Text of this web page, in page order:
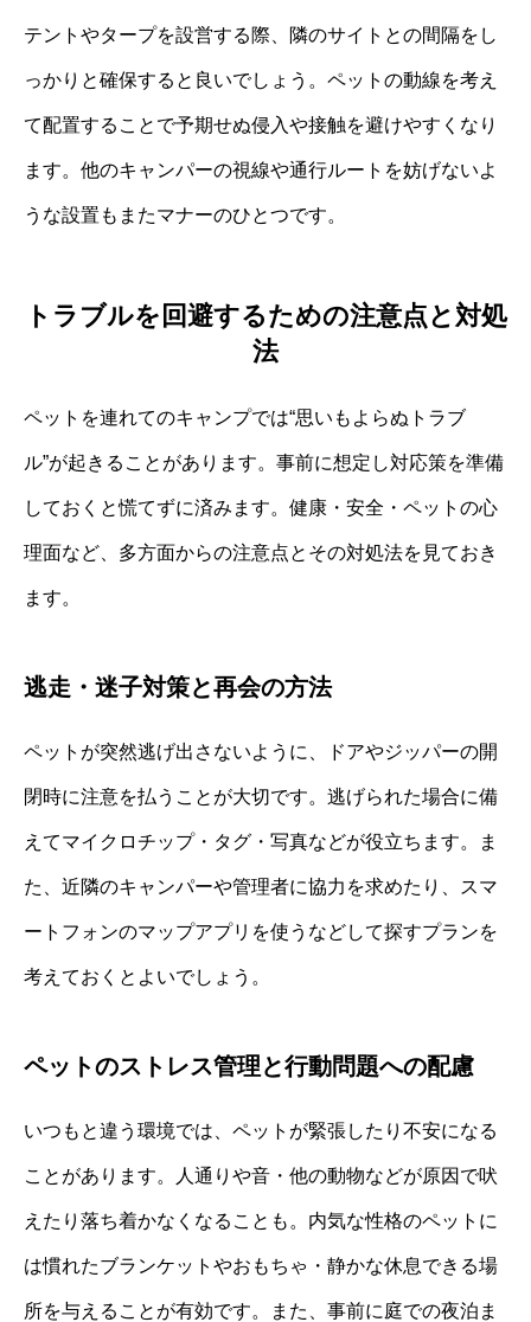
テントやタープを設営する際、隣のサイトとの間隔をし
っかりと確保すると良いでしょう。ペットの動線を考え
て配置することで予期せぬ侵入や接触を避けやすくなり
ます。他のキャンパーの視線や通行ルートを妨げないよ
うな設置もまたマナーのひとつです。
トラブルを回避するための注意点と対処
法
ペットを連れてのキャンプでは“思いもよらぬトラブ
ル”が起きることがあります。事前に想定し対応策を準備
しておくと慌てずに済みます。健康・安全・ペットの心
理面など、多方面からの注意点とその対処法を見ておき
ます。
逃走・迷子対策と再会の方法
ペットが突然逃げ出さないように、ドアやジッパーの開
閉時に注意を払うことが大切です。逃げられた場合に備
えてマイクロチップ・タグ・写真などが役立ちます。ま
た、近隣のキャンパーや管理者に協力を求めたり、スマ
ートフォンのマップアプリを使うなどして探すプランを
考えておくとよいでしょう。
ペットのストレス管理と行動問題への配慮
いつもと違う環境では、ペットが緊張したり不安になる
ことがあります。人通りや音・他の動物などが原因で吠
えたり落ち着かなくなることも。内気な性格のペットに
は慣れたブランケットやおもちゃ・静かな休息できる場
所を与えることが有効です。また、事前に庭での夜泊ま